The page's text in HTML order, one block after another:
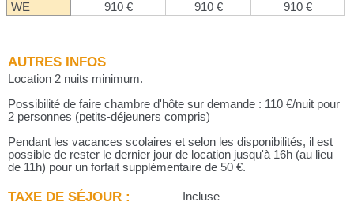
WE
910 € 910 € 910 €
AUTRES INFOS
Location 2 nuits minimum.
Possibilité de faire chambre d'hôte sur demande : 110 €/nuit pour
2 personnes (petits-déjeuners compris)
Pendant les vacances scolaires et selon les disponibilités, il est
possible de rester le dernier jour de location jusqu'à 16h (au lieu
de 11h) pour un forfait supplémentaire de 50 €.
TAXE DE SÉJOUR : Incluse